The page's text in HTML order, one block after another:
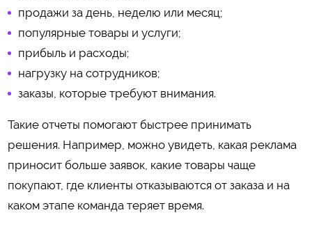
продажи за день, неделю или месяц;
популярные товары и услуги;
прибыль и расходы;
нагрузку на сотрудников;
заказы, которые требуют внимания.
Такие отчеты помогают быстрее принимать
решения. Например, можно увидеть, какая реклама
приносит больше заявок, какие товары чаще
покупают, где клиенты отказываются от заказа и на
каком этапе команда теряет время.